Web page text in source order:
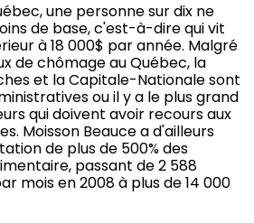
une personne sur dix ne
de base, c'est-à-dire qui vit
à 18 000$ par année. Malgré
de chômage au Québec, la
et la Capitale-Nationale sont
ou il y a le plus grand
qui doivent avoir recours aux
Moisson Beauce a d'ailleurs
de plus de 500% des
passant de 2 588
mois en 2008 à plus de 14 000